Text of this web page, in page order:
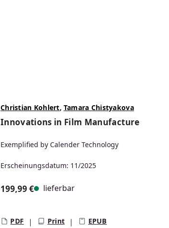
Christian Kohlert, Tamara Chistyakova
Innovations in Film Manufacture
Exemplified by Calender Technology
Erscheinungsdatum: 11/2025
199,99 € lieferbar
PDF Print EPUB